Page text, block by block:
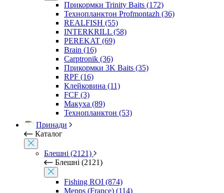
Прикормки Trinity Baits (172)
Технопланктон Profmontazh (36)
REALFISH (55)
INTERKRILL (58)
PEREKAT (69)
Brain (16)
Carptronik (36)
Прикормки 3K Baits (35)
RPF (16)
Клейковина (11)
FCF (3)
Макуха (89)
Технопланктон (53)
Принади
Каталог
Блешні (2121)
Блешні (2121)
Fishing ROI (874)
Mepps (France) (114)